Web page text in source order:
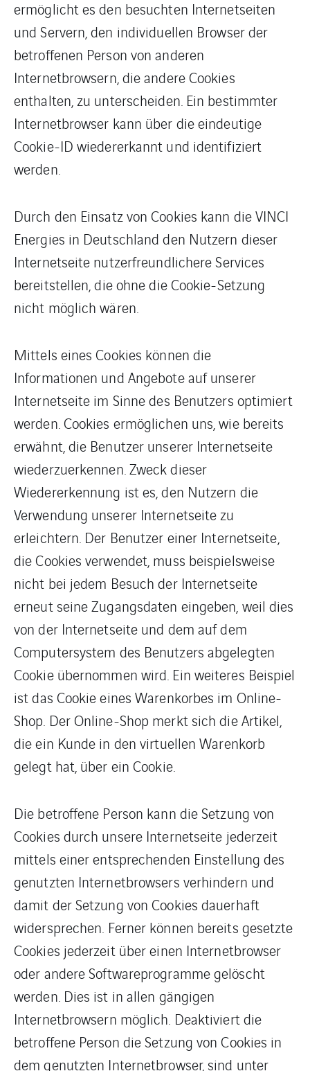
ermöglicht es den besuchten Internetseiten
und Servern, den individuellen Browser der
betroffenen Person von anderen
Internetbrowsern, die andere Cookies
enthalten, zu unterscheiden. Ein bestimmter
Internetbrowser kann über die eindeutige
Cookie-ID wiedererkannt und identifiziert
werden.
Durch den Einsatz von Cookies kann die VINCI
Energies in Deutschland den Nutzern dieser
Internetseite nutzerfreundlichere Services
bereitstellen, die ohne die Cookie-Setzung
nicht möglich wären.
Mittels eines Cookies können die
Informationen und Angebote auf unserer
Internetseite im Sinne des Benutzers optimiert
werden. Cookies ermöglichen uns, wie bereits
erwähnt, die Benutzer unserer Internetseite
wiederzuerkennen. Zweck dieser
Wiedererkennung ist es, den Nutzern die
Verwendung unserer Internetseite zu
erleichtern. Der Benutzer einer Internetseite,
die Cookies verwendet, muss beispielsweise
nicht bei jedem Besuch der Internetseite
erneut seine Zugangsdaten eingeben, weil dies
von der Internetseite und dem auf dem
Computersystem des Benutzers abgelegten
Cookie übernommen wird. Ein weiteres Beispiel
ist das Cookie eines Warenkorbes im Online-
Shop. Der Online-Shop merkt sich die Artikel,
die ein Kunde in den virtuellen Warenkorb
gelegt hat, über ein Cookie.
Die betroffene Person kann die Setzung von
Cookies durch unsere Internetseite jederzeit
mittels einer entsprechenden Einstellung des
genutzten Internetbrowsers verhindern und
damit der Setzung von Cookies dauerhaft
widersprechen. Ferner können bereits gesetzte
Cookies jederzeit über einen Internetbrowser
oder andere Softwareprogramme gelöscht
werden. Dies ist in allen gängigen
Internetbrowsern möglich. Deaktiviert die
betroffene Person die Setzung von Cookies in
dem genutzten Internetbrowser, sind unter